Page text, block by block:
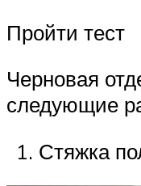
Пройти тест
Черновая
следующие
Стяжка